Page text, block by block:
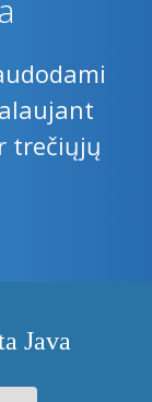
trečiųjų
Java